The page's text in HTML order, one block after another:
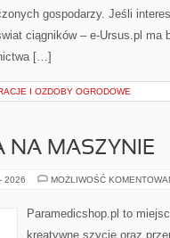
gospodarzy. Jeśli
ciągników – e-Ursus.pl ma
[…]
I OZDOBY OGRODOWE
NA MASZYNIE
2026 MOŻLIWOŚĆ
Paramedicshop.pl to
kreatywne szycie oraz